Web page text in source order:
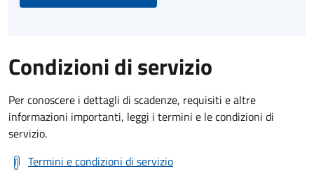
Condizioni di servizio
Per conoscere i dettagli di scadenze, requisiti e altre
informazioni importanti, leggi i termini e le condizioni di
servizio.
Termini e condizioni di servizio